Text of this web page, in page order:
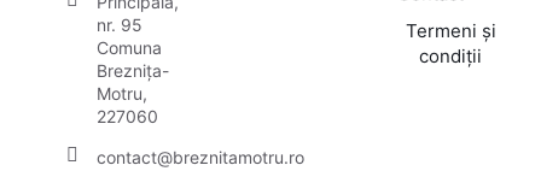
nr. 95
Comuna
Breznița-
Motru,
227060
contact@breznitamotru.ro
Termeni și
condiții